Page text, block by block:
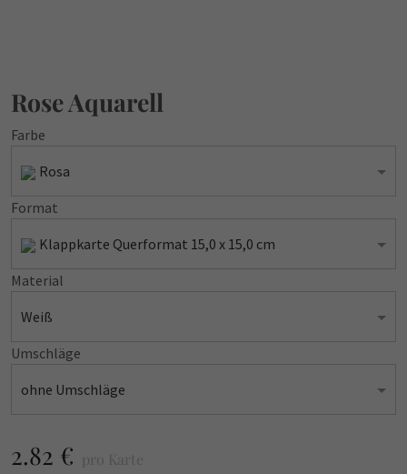
Rose Aquarell
Farbe
Rosa
Format
Klappkarte Querformat 15,0 x 15,0 cm
Material
Weiß
Umschläge
ohne Umschläge
2.82 € pro Karte